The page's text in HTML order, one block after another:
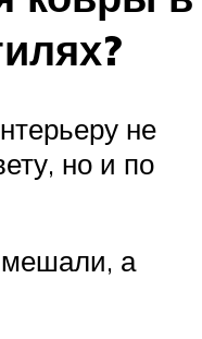
не
но и по
а